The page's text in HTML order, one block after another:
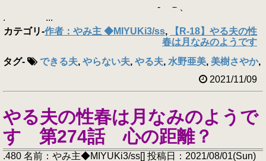
- －、
. ...
カテゴリ-作者：やみ主 ◆MIYUKi3/ss,
【R-18】やる夫の性
春は月なみのようです
タグ- できる夫, やらない夫, やる夫, 水野亜美, 美樹さやか,
2021/11/09
やる夫の性春は月なみのようで
す 第274話 心の距離？
.480 名前：やみ主◆MIYUKi3/ss[] 投稿日：2021/08/01(Sun)